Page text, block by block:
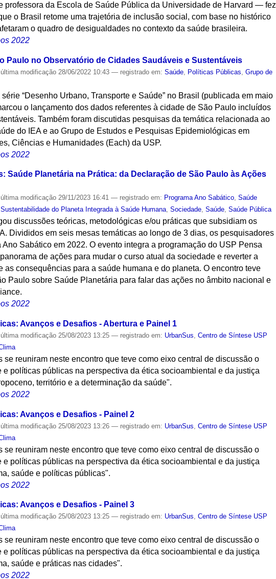
professora da Escola de Saúde Pública da Universidade de Harvard — fez
o Brasil retome uma trajetória de inclusão social, com base no histórico
o quadro de desigualdades no contexto da saúde brasileira.
2022
Paulo no Observatório de Cidades Saudáveis e Sustentáveis
última modificação 28/06/2022 10:43— registrado em:Saúde Políticas Públicas ,Grupo de
“Desenho Urbano, Transporte e Saúde” no Brasil (publicada em maio
o lançamento dos dados referentes à cidade de São Paulo incluídos
Também foram discutidas pesquisas da temática relacionada ao
do IEA e ao Grupo de Estudos e Pesquisas Epidemiológicas em
Ciências e Humanidades (Each) da USP.
2022
Planetária na Prática: da Declaração de São Paulo às Ações
última modificação 29/11/2023 16:41— registrado em: Programa Ano Sabático,Saúde
do Planeta Integrada à Saúde Humana,Sociedade,Saúde,Saúde Pública
discussões teóricas, metodológicas e/ou práticas que subsidiam os
Divididos em seis mesas temáticas ao longo de 3 dias, os pesquisadores
Sabático em 2022. O evento integra a programação do USP Pensa
de ações para mudar o curso atual da sociedade e reverter a
consequências para a saúde humana e do planeta. O encontro teve
Paulo sobre Saúde Planetária para falar das ações no âmbito nacional e
2022
Avanços e Desafios - Abertura e Painel 1
última modificação 25/08/2023 13:25— registrado em: UrbanSus ,Centro de Síntese USP
reuniram neste encontro que teve como eixo central de discussão o
políticas públicas na perspectiva da ética socioambiental e da justiça
território e a determinação da saúde".
2022
Avanços e Desafios - Painel 2
última modificação 25/08/2023 13:26— registrado em: UrbanSus ,Centro de Síntese USP
reuniram neste encontro que teve como eixo central de discussão o
políticas públicas na perspectiva da ética socioambiental e da justiça
saúde e políticas públicas".
2022
Avanços e Desafios - Painel 3
última modificação 25/08/2023 13:25— registrado em: UrbanSus,Centro de Síntese USP
reuniram neste encontro que teve como eixo central de discussão o
políticas públicas na perspectiva da ética socioambiental e da justiça
saúde e práticas nas cidades".
2022